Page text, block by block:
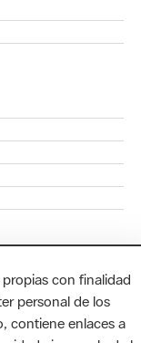
Badajoz, 49.
con finalidad
personal de los
contiene enlaces a